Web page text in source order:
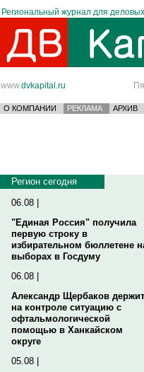
Региональный журнал для
www.dvkapital.ru
О КОМПАНИИ РЕКЛАМА АРХИВ
Регион сегодня
06.08 |
"Единая Россия" получила
первую строку в
избирательном бюллетене
выборах в Госдуму
06.08 |
Александр Щербаков держит
на контроле ситуацию с
офтальмологической
помощью в Ханкайском
округе
05.08 |